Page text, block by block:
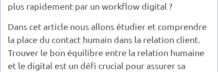
plus rapidement par un workflow digital ?
Dans cet article nous allons étudier et comprendre
la place du contact humain dans la relation client.
Trouver le bon équilibre entre la relation humaine
et le digital est un défi crucial pour assurer sa